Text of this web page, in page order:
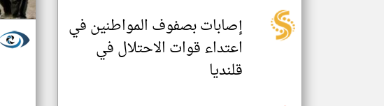
إصابات بصفوف المواطنين في
اعتداء قوات الاحتلال في
قلنديا